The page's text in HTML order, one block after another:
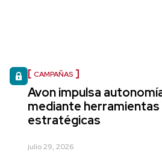
CAMPAÑAS
Avon impulsa
mediante
estratégicas
julio 29, 2026